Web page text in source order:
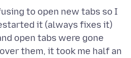
to open new tabs so I
it (always fixes it)
open tabs were gone
them, it took me half an